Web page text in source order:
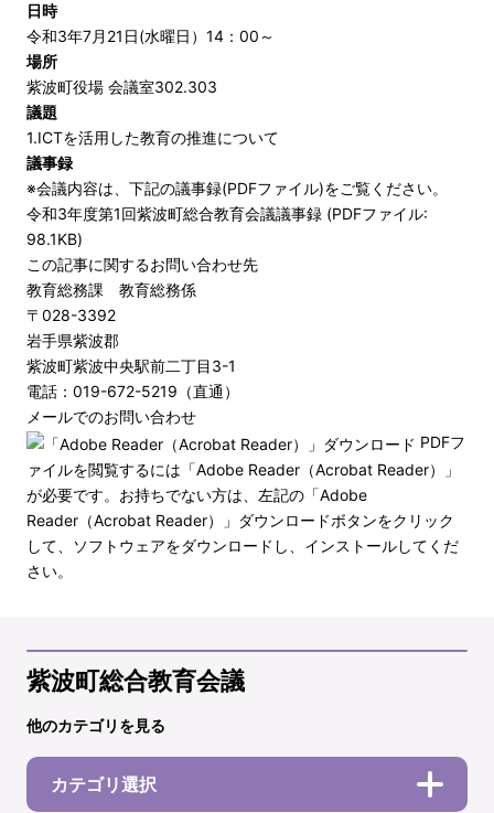
日時
令和3年7月21日(水曜日）14：00～
場所
紫波町役場 会議室302.303
議題
1.ICTを活用した教育の推進について
議事録
※会議内容は、下記の議事録(PDFファイル)をご覧ください。
令和3年度第1回紫波町総合教育会議議事録 (PDFファイル:
98.1KB)
この記事に関するお問い合わせ先
教育総務課 教育総務係
〒028-3392
岩手県紫波郡
紫波町紫波中央駅前二丁目3-1
電話：019-672-5219（直通）
メールでのお問い合わせ
PDFフ
ァイルを閲覧するには「Adobe Reader（Acrobat Reader）」
が必要です。お持ちでない方は、左記の「Adobe
Reader（Acrobat Reader）」ダウンロードボタンをクリック
して、ソフトウェアをダウンロードし、インストールしてくだ
さい。
紫波町総合教育会議
他のカテゴリを見る
カテゴリ選択